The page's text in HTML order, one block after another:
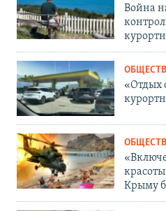
Война
«Отдых
Крыму